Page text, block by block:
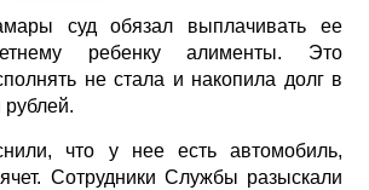
суд обязал выплачивать ее
ребенку алименты. Это
не стала и накопила долг в
что у нее есть автомобиль,
Сотрудники Службы разыскали